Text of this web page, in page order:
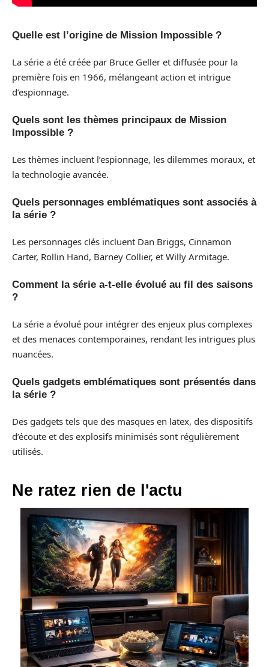
Quelle est l’origine de Mission Impossible ?
La série a été créée par Bruce Geller et diffusée pour la
première fois en 1966, mélangeant action et intrigue
d’espionnage.
Quels sont les thèmes principaux de Mission
Impossible ?
Les thèmes incluent l’espionnage, les dilemmes moraux, et
la technologie avancée.
Quels personnages emblématiques sont associés à
la série ?
Les personnages clés incluent Dan Briggs, Cinnamon
Carter, Rollin Hand, Barney Collier, et Willy Armitage.
Comment la série a-t-elle évolué au fil des saisons
?
La série a évolué pour intégrer des enjeux plus complexes
et des menaces contemporaines, rendant les intrigues plus
nuancées.
Quels gadgets emblématiques sont présentés dans
la série ?
Des gadgets tels que des masques en latex, des dispositifs
d’écoute et des explosifs minimisés sont régulièrement
utilisés.
Ne ratez rien de l'actu